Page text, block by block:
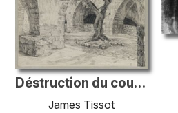
Déstruction du couvent arménien, Jérusalem, illustration de «la
James Tissot